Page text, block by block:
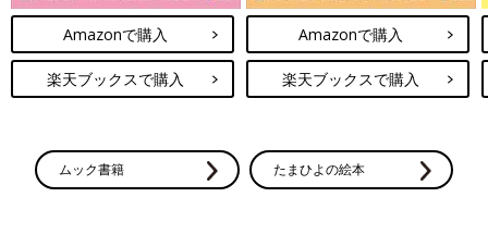
Amazonで購入
楽天ブックスで購入
Amazonで購入
楽天ブックスで購入
ムック書籍 たまひよの絵本